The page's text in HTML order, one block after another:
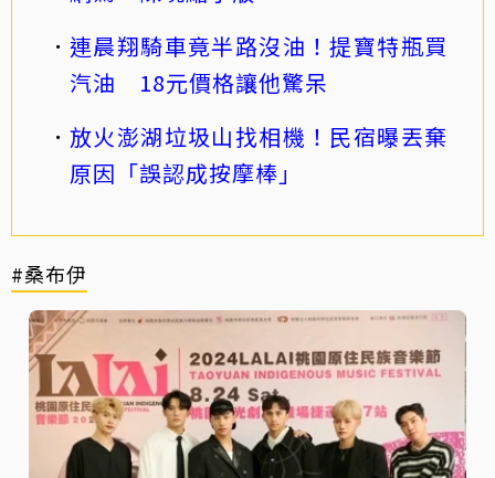
連晨翔騎車竟半路沒油！提寶特瓶買
汽油 18元價格讓他驚呆
放火澎湖垃圾山找相機！民宿曝丟棄
原因「誤認成按摩棒」
#桑布伊